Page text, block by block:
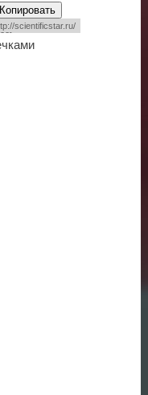
Копировать